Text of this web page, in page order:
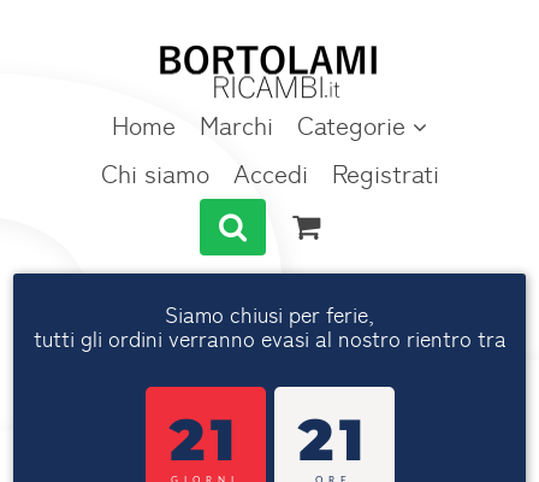
Home Marchi
Categorie
Chi siamo
Accedi Registrati
Siamo chiusi per ferie,
tutti gli ordini verranno evasi al nostro rientro tra
21 21